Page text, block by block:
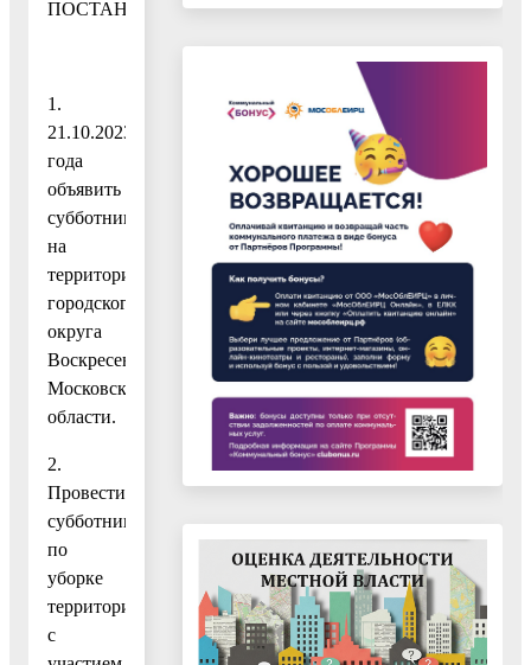
ПОСТАНОВЛЯЮ:
1.
21.10.2023
года
объявить
субботник
на
территории
городского
округа
Воскресенск
Московской
области.
2.
Провести
субботник
по
уборке
территории
с